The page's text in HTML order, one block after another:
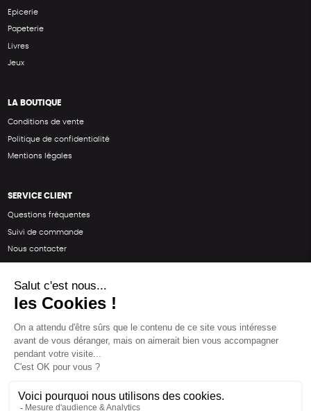
Epicerie
Papeterie
Livres
Jeux
LA BOUTIQUE
Conditions de vente
Politique de confidentialité
Mentions légales
SERVICE CLIENT
Questions fréquentes
Suivi de commande
Nous contacter
SUIVEZ-NOUS